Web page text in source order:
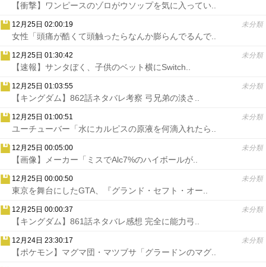
【衝撃】ワンピースのゾロがウソップを気に入ってい..
12月25日 02:00:19 未分類
女性「頭痛が酷くて頭触ったらなんか膨らんでるんで..
12月25日 01:30:42 未分類
【速報】サンタぼく、子供のベット横にSwitch..
12月25日 01:03:55 未分類
【キングダム】862話ネタバレ考察 弓兄弟の淡さ..
12月25日 01:00:51 未分類
ユーチューバー「水にカルピスの原液を何滴入れたら..
12月25日 00:05:00 未分類
【画像】メーカー「ミスでAlc7%のハイボールが..
12月25日 00:00:50 未分類
東京を舞台にしたGTA、『グランド・セフト・オー..
12月25日 00:00:37 未分類
【キングダム】861話ネタバレ感想 完全に能力弓..
12月24日 23:30:17 未分類
【ポケモン】マグマ団・マツブサ「グラードンのマグ..